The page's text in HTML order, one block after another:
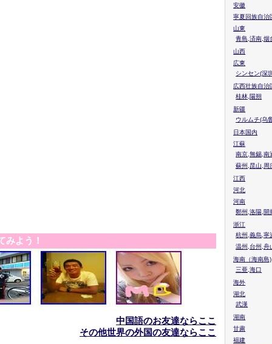
みよう！
中国語のお友達ならここ
その他世界の外国の友達ならここ
安徽
寧夏回族自治
山東
青島,済南,烟
山西
広東
シンセン(深
広西壮族自治
桂林,陽朔
新疆
ウルムチ(乌
日本国内
江蘇
南京,無錫,南
蘇州,昆山,周
江西
河北
河南
鄭州,洛陽,開
浙江
杭州,義烏,寧
温州,台州,舟
海南（海南島)
三亜,海口
海外
湖北
武漢
湖南
甘粛
福建